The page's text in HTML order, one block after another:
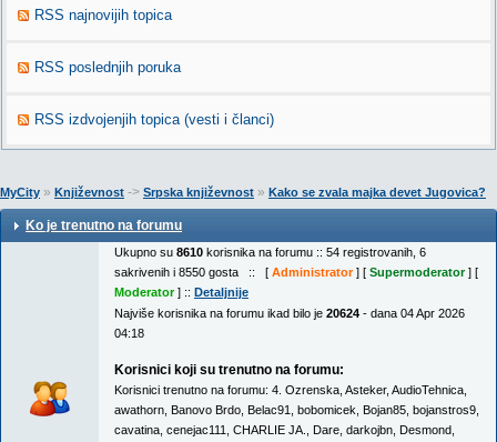
RSS najnovijih topica
RSS poslednjih poruka
RSS izdvojenjih topica (vesti i članci)
MyCity » Književnost -> Srpska književnost » Kako se zvala majka devet Jugovica?
Ko je trenutno na forumu
Ukupno su 8610 korisnika na forumu :: 54 registrovanih, 6
sakrivenih i 8550 gosta :: [ Administrator] [ Supermoderator] [
Moderator] :: Detaljnije
Najviše korisnika na forumu ikad bilo je 20624 - dana 04 Apr 2026
04:18
Korisnici koji su trenutno na forumu:
Korisnici trenutno na forumu: 4. Ozrenska Asteker, AudioTehnica
awathorn Banovo Brdo Belac91 bobomicek Bojan85 bojanstros9
cavatina cenejac111 CHARLIE JA. Dare darkojbn Desmond